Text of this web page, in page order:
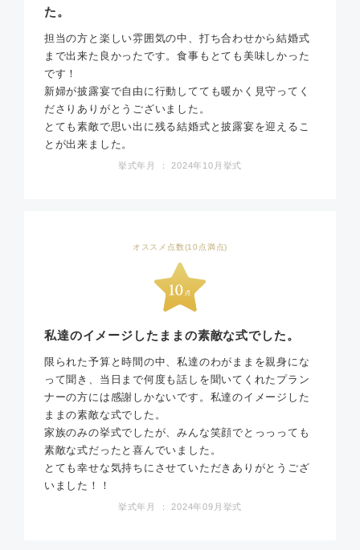
た。
担当の方と楽しい雰囲気の中、打ち合わせから結婚式
まで出来た良かったです。食事もとても美味しかった
です！
新婦が披露宴で自由に行動してても暖かく見守ってく
ださりありがとうございました。
とても素敵で思い出に残る結婚式と披露宴を迎えるこ
とが出来ました。
挙式年月 ： 2024年10月挙式
オススメ点数(10点満点)
私達のイメージしたままの素敵な式でした。
限られた予算と時間の中、私達のわがままを親身にな
って聞き、当日まで何度も話しを聞いてくれたプラン
ナーの方には感謝しかないです。私達のイメージした
ままの素敵な式でした。
家族のみの挙式でしたが、みんな笑顔でとっっっても
素敵な式だったと喜んでいました。
とても幸せな気持ちにさせていただきありがとうござ
いました！！
挙式年月 ： 2024年09月挙式